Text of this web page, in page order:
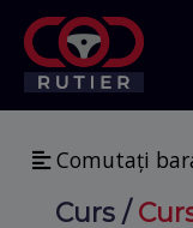
Comutați
Curs/